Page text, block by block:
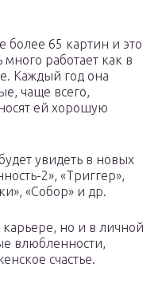
65 картин и это
работает как в
Каждый год она
чаще всего,
ей хорошую
увидеть в новых
2», «Триггер»,
«Собор» и др.
но и в личной
влюбленности,
счастье.